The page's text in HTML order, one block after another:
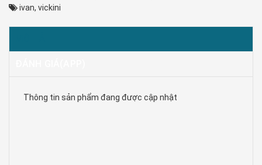
ivan, vickini
Thông tin sản phẩm đang được cập nhật